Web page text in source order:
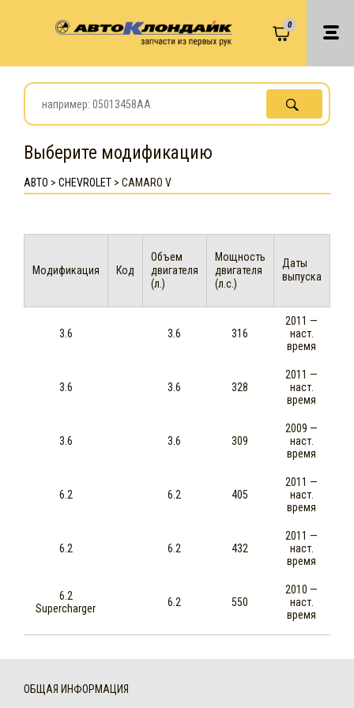
0
Выберите модификацию
АВТО > CHEVROLET > CAMARO V
Модификация Код
Объем
двигателя
(л.)
Мощность
двигателя
(л.с.)
Даты
выпуска
3.6 3.6 316
2011 —
наст.
время
3.6 3.6 328
2011 —
наст.
время
3.6 3.6 309
2009 —
наст.
время
6.2 6.2 405
2011 —
наст.
время
6.2 6.2 432
2011 —
наст.
время
6.2
Supercharger
6.2 550
2010 —
наст.
время
ОБЩАЯ ИНФОРМАЦИЯ